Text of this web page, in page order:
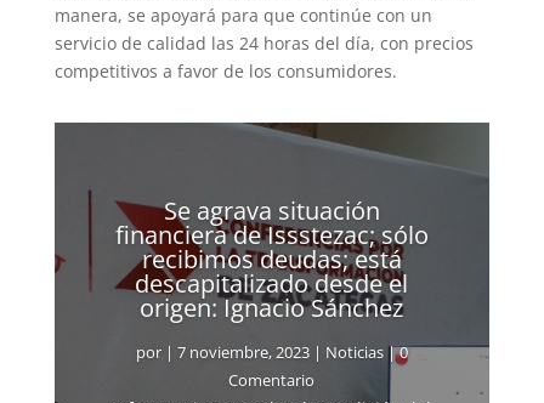
manera, se apoyará para que continúe con un
servicio de calidad las 24 horas del día, con precios
competitivos a favor de los consumidores.
Se agrava situación
financiera de Issstezac; sólo
recibimos deudas; está
descapitalizado desde el
origen: Ignacio Sánchez
por | 7 noviembre, 2023| Noticias| 0
Comentario